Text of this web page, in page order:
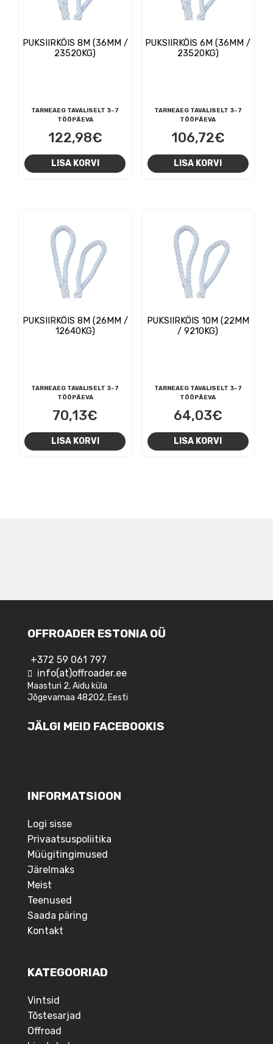
PUKSIIRKÖIS 8M (36MM /
23520KG)
TARNEAEG TAVALISELT 3-7
TÖÖPÄEVA
122,98€
LISA KORVI
PUKSIIRKÖIS 6M (36MM /
23520KG)
TARNEAEG TAVALISELT 3-7
TÖÖPÄEVA
106,72€
LISA KORVI
PUKSIIRKÖIS 8M (26MM /
12640KG)
TARNEAEG TAVALISELT 3-7
TÖÖPÄEVA
70,13€
LISA KORVI
PUKSIIRKÖIS 10M (22MM
/ 9210KG)
TARNEAEG TAVALISELT 3-7
TÖÖPÄEVA
64,03€
LISA KORVI
OFFROADER ESTONIA OÜ
+372 59 061 797
info(at)offroader.ee
Maasturi 2, Aidu küla
Jõgevamaa 48202, Eesti
JÄLGI MEID FACEBOOKIS
INFORMATSIOON
Logi sisse
Privaatsuspoliitika
Müügitingimused
Järelmaks
Meist
Teenused
Saada päring
Kontakt
KATEGOORIAD
Vintsid
Tõstesarjad
Offroad